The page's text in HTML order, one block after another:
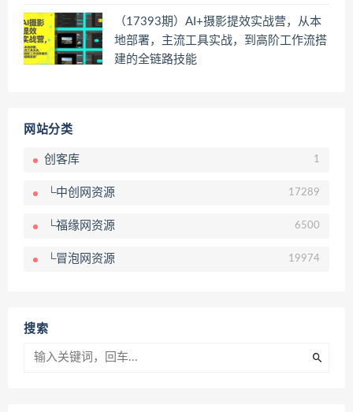
（17393期）AI+摄影提效实战营，从本
地部署，主流工具实战，到高阶工作流搭
建的全链路技能
网站分类
创客库 1
└中创网资源 17289
└福缘网资源 6500
└冒泡网资源 19974
搜索